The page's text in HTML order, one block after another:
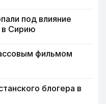
под влияние
в Сирию
фильмом
блогера в